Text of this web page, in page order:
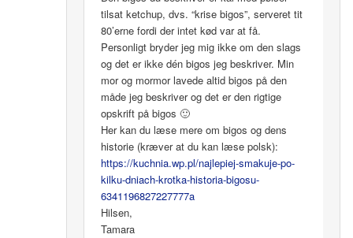
tilsat ketchup, dvs. “krise bigos”, serveret tit
80’erne fordi der intet kød var at få.
Personligt bryder jeg mig ikke om den slags
og det er ikke dén bigos jeg beskriver. Min
mor og mormor lavede altid bigos på den
måde jeg beskriver og det er den rigtige
opskrift på bigos 🙂
Her kan du læse mere om bigos og dens
historie (kræver at du kan læse polsk):
https://kuchnia.wp.pl/najlepiej-smakuje-po-
kilku-dniach-krotka-historia-bigosu-
6341196827227777a
Hilsen,
Tamara